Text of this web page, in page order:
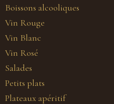
Boissons alcooliques
Vin Rouge
Vin Blanc
Vin Rosé
Salades
Petits plats
Plateaux apéritif